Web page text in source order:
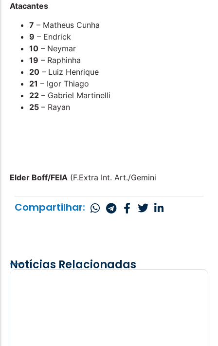
Atacantes
7 – Matheus Cunha
9 – Endrick
10 – Neymar
19 – Raphinha
20 – Luiz Henrique
21 – Igor Thiago
22 – Gabriel Martinelli
25 – Rayan
Elder Boff/FEIA (F.Extra Int. Art./Gemini
Compartilhar:
Notícias Relacionadas